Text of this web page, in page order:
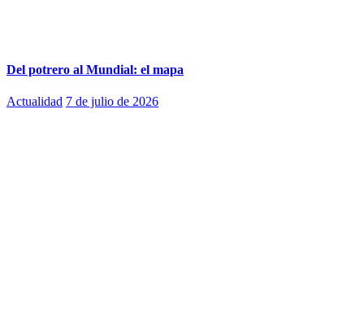
Del potrero al Mundial: el mapa
Actualidad 7 de julio de 2026